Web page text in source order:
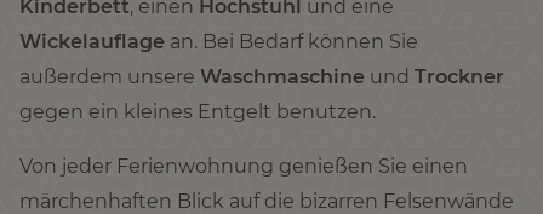
Kinderbett, einen Hochstuhl und eine
Wickelauflage an. Bei Bedarf können Sie
außerdem unsere Waschmaschine und Trockner
gegen ein kleines Entgelt benutzen.
Von jeder Ferienwohnung genießen Sie einen
märchenhaften Blick auf die bizarren Felsenwände